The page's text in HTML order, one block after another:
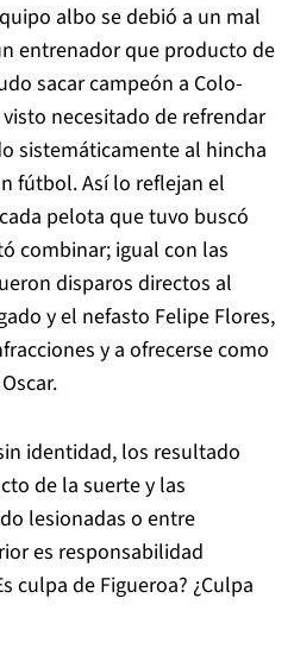
albo se debió a un mal
entrenador que producto de
sacar campeón a Colo-
necesitado de refrendar
sistemáticamente al hincha
fútbol. Así lo reflejan el
pelota que tuvo buscó
combinar; igual con las
disparos directos al
y el nefasto Felipe Flores,
y a ofrecerse como
identidad, los resultado
de la suerte y las
lesionadas o entre
es responsabilidad
culpa de Figueroa? ¿Culpa